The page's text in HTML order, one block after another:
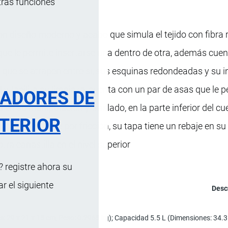
DE
registre ahora su
el siguiente
diseño moderno y acabo que simula el tejido con fibra
le permite insertarse una dentro de otra, además
se atrapen entre sí, sus esquinas redondeadas y su
facilita su limpieza, cuenta con un par de asas que le
su manipulación y traslado, en la parte inferior del
el desgaste por fricción, su tapa tiene un rebaje en
canastilla en el nivel superior
29 x 21 x 15 cm, Peso: 0.2965 kg); Capacidad 5.5 L (Dimensiones: